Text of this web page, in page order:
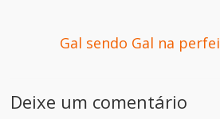
Gal sendo Gal na
Deixe um comentário